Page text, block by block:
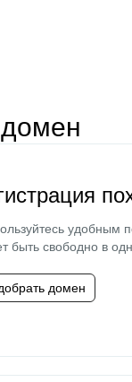
домен
быть свободно в
домен